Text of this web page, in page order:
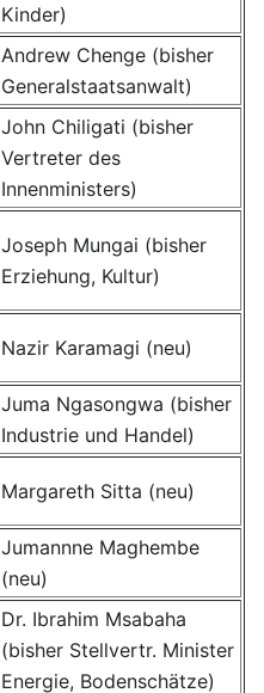
Kinder)
Andrew Chenge (bisher
Generalstaatsanwalt)
John Chiligati (bisher
Vertreter des
Innenministers)
Joseph Mungai (bisher
Erziehung, Kultur)
Nazir Karamagi (neu)
Juma Ngasongwa (bisher
Industrie und Handel)
Margareth Sitta (neu)
Jumannne Maghembe
(neu)
Dr. Ibrahim Msabaha
(bisher Stellvertr. Minister
Energie, Bodenschätze)